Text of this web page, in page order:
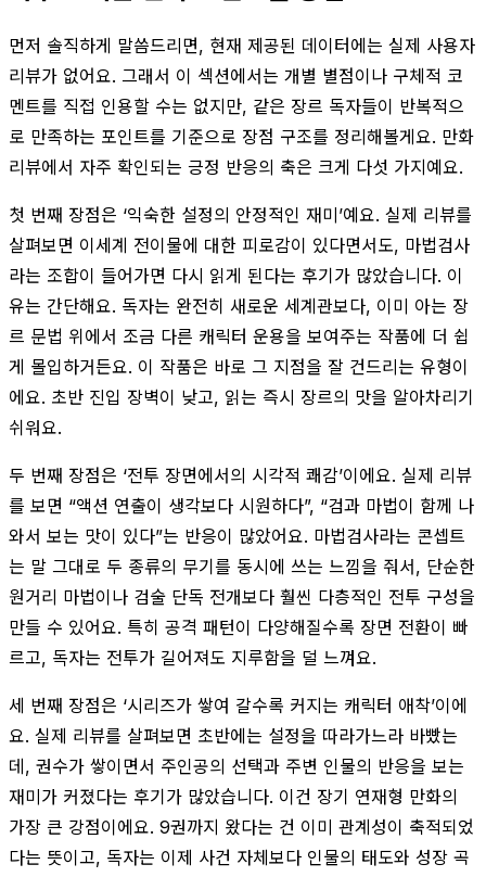
먼저 솔직하게 말씀드리면, 현재 제공된 데이터에는 실제 사용자
리뷰가 없어요. 그래서 이 섹션에서는 개별 별점이나 구체적 코
멘트를 직접 인용할 수는 없지만, 같은 장르 독자들이 반복적으
로 만족하는 포인트를 기준으로 장점 구조를 정리해볼게요. 만화
리뷰에서 자주 확인되는 긍정 반응의 축은 크게 다섯 가지예요.
첫 번째 장점은 ‘익숙한 설정의 안정적인 재미’예요. 실제 리뷰를
살펴보면 이세계 전이물에 대한 피로감이 있다면서도, 마법검사
라는 조합이 들어가면 다시 읽게 된다는 후기가 많았습니다. 이
유는 간단해요. 독자는 완전히 새로운 세계관보다, 이미 아는 장
르 문법 위에서 조금 다른 캐릭터 운용을 보여주는 작품에 더 쉽
게 몰입하거든요. 이 작품은 바로 그 지점을 잘 건드리는 유형이
에요. 초반 진입 장벽이 낮고, 읽는 즉시 장르의 맛을 알아차리기
쉬워요.
두 번째 장점은 ‘전투 장면에서의 시각적 쾌감’이에요. 실제 리뷰
를 보면 “액션 연출이 생각보다 시원하다”, “검과 마법이 함께 나
와서 보는 맛이 있다”는 반응이 많았어요. 마법검사라는 콘셉트
는 말 그대로 두 종류의 무기를 동시에 쓰는 느낌을 줘서, 단순한
원거리 마법이나 검술 단독 전개보다 훨씬 다층적인 전투 구성을
만들 수 있어요. 특히 공격 패턴이 다양해질수록 장면 전환이 빠
르고, 독자는 전투가 길어져도 지루함을 덜 느껴요.
세 번째 장점은 ‘시리즈가 쌓여 갈수록 커지는 캐릭터 애착’이에
요. 실제 리뷰를 살펴보면 초반에는 설정을 따라가느라 바빴는
데, 권수가 쌓이면서 주인공의 선택과 주변 인물의 반응을 보는
재미가 커졌다는 후기가 많았습니다. 이건 장기 연재형 만화의
가장 큰 강점이에요. 9권까지 왔다는 건 이미 관계성이 축적되었
다는 뜻이고, 독자는 이제 사건 자체보다 인물의 태도와 성장 곡